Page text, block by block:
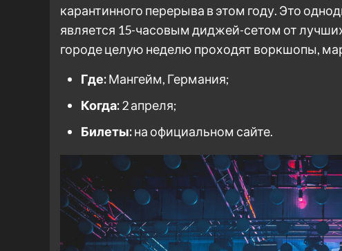
карантинного перерыва в этом году. Это
является 15-часовым диджей-сетом от
городе целую неделю проходят воркшопы,
Где:Мангейм, Германия;
Когда:2 апреля;
Билеты:на официальном сайте.